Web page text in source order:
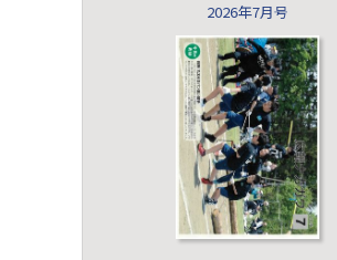
2026年7月号